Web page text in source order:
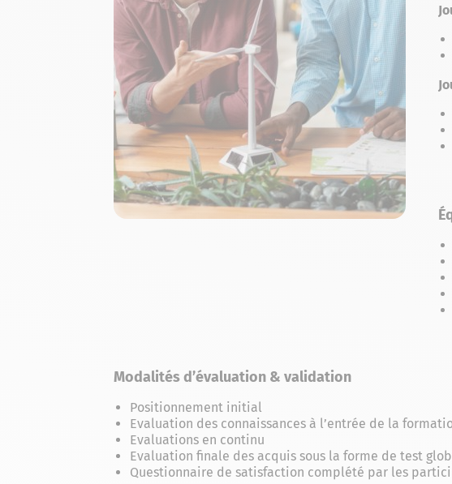
Modalités d’évaluation & validation
Positionnement initial
Evaluation des connaissances à l’entrée de la
Evaluations en continu
Evaluation finale des acquis sous la forme de test
Questionnaire de satisfaction complété par les